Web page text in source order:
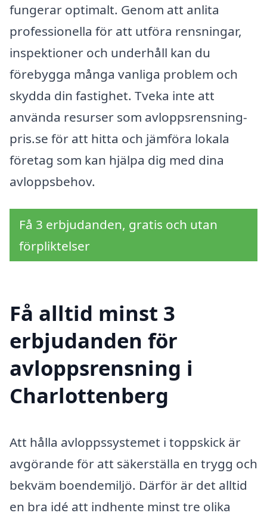
fungerar optimalt. Genom att anlita
professionella för att utföra rensningar,
inspektioner och underhåll kan du
förebygga många vanliga problem och
skydda din fastighet. Tveka inte att
använda resurser som avloppsrensning-
pris.se för att hitta och jämföra lokala
företag som kan hjälpa dig med dina
avloppsbehov.
Få 3 erbjudanden, gratis och utan
förpliktelser
Få alltid minst 3
erbjudanden för
avloppsrensning i
Charlottenberg
Att hålla avloppssystemet i toppskick är
avgörande för att säkerställa en trygg och
bekväm boendemiljö. Därför är det alltid
en bra idé att indhente minst tre olika